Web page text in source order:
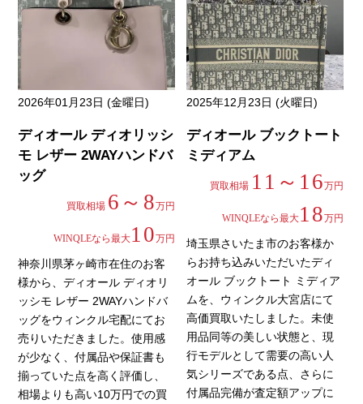
2026年01月23日 (金曜日)
ディオール ディオリッシ
モ レザー 2WAYハンドバ
ッグ
買取相場 6～8万円
WINQLEなら最大10万円
神奈川県茅ヶ崎市在住のお客
様から、ディオール ディオリ
ッシモ レザー 2WAYハンドバ
ッグをウィンクル宅配にてお
売りいただきました。使用感
が少なく、付属品や保証書も
揃っていた点を高く評価し、
相場よりも高い10万円での買
2025年12月23日 (火曜日)
ディオール ブックトート
ミディアム
買取相場 11～16万円
WINQLEなら最大18万円
埼玉県さいたま市のお客様か
らお持ち込みいただいたディ
オール ブックトート ミディア
ムを、ウィンクル大宮店にて
高価買取いたしました。未使
用品同等の美しい状態と、現
行モデルとして需要の高い人
気シリーズである点、さらに
付属品完備が査定額アップに